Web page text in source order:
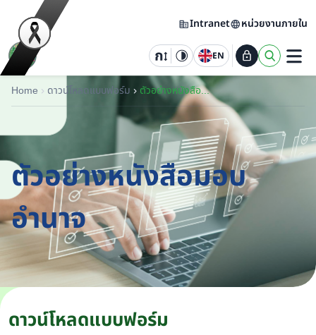
Intranet หน่วยงานภายใน
EN
Home ดาวน์โหลดแบบฟอร์ม ตัวอย่างหนังสือมอบอำนาจ
ตัวอย่างหนังสือมอบ
อำนาจ
ดาวน์โหลดแบบฟอร์ม